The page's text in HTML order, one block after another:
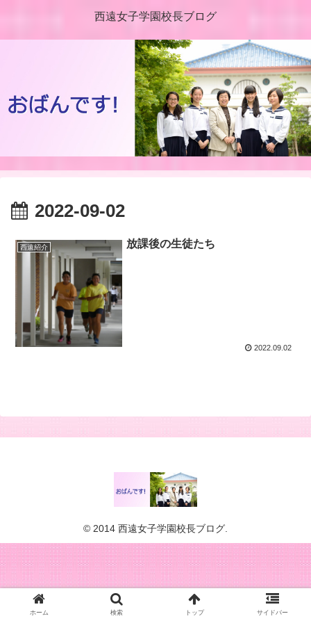
西遠女子学園校長ブログ
2022-09-02
西遠紹介 放課後の生徒たち
2022.09.02
© 2014 西遠女子学園校長ブログ.
ホーム 検索 トップ サイドバー